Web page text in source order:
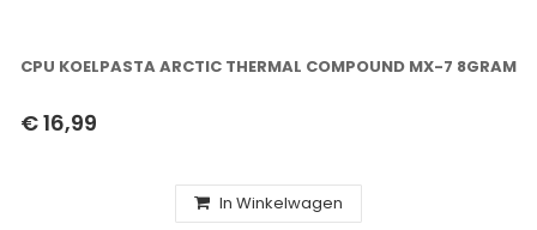
CPU KOELPASTA ARCTIC THERMAL COMPOUND MX-7 8GRAM
€ 16,99
In Winkelwagen